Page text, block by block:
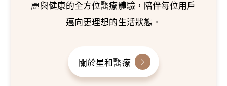
麗與健康的全方位醫療體驗，陪伴每位用戶
邁向更理想的生活狀態。
關於星和醫療